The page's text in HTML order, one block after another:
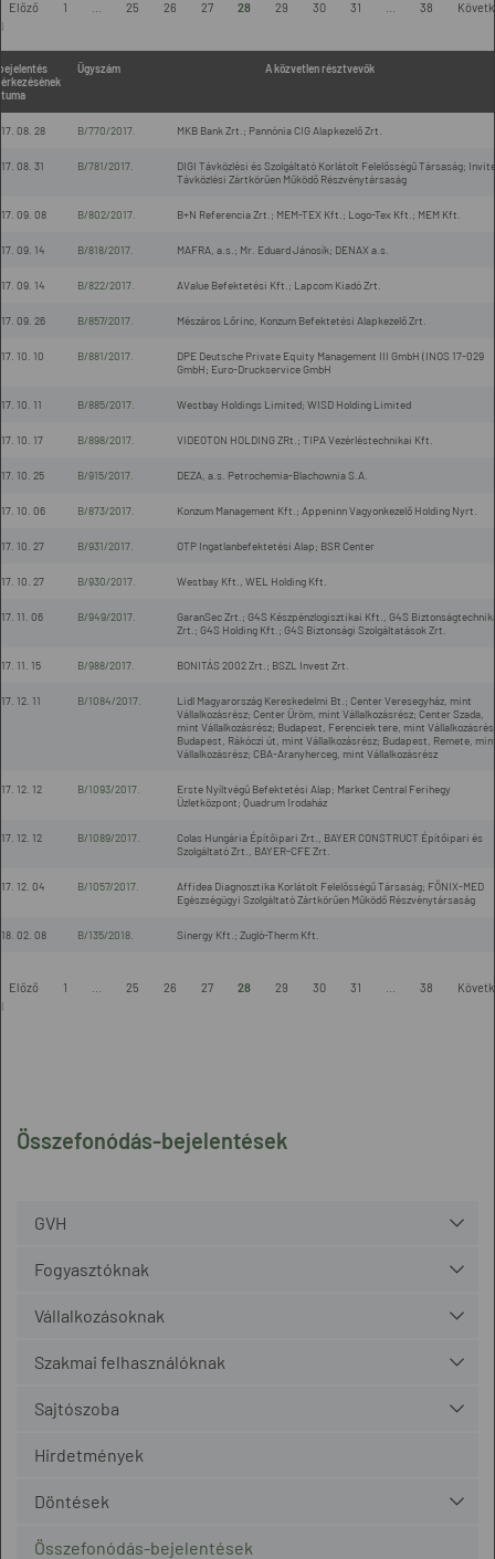
Összefonódás-bejelentések
GVH
Fogyasztóknak
Vállalkozásoknak
Szakmai felhasználóknak
Sajtószoba
Hirdetmények
Döntések
Összefonódás-bejelentések
Előző 1 25 26 27 28 29 30 31 38
Ügyszám A közvetlen résztvevők
08. 28 B/770/2017. MKB Bank Zrt.; Pannónia CIG Alapkezelő Zrt.
08. 31 B/781/2017.
DIGI Távközlési és Szolgáltató Korlátolt Felelősségű Társaság;
Távközlési Zártkörűen Működő Részvénytársaság
09. 08 B/802/2017. B+N Referencia Zrt.; MEM-TEX Kft.; Logo-Tex Kft.; MEM Kft.
09. 14 B/818/2017. MAFRA, a.s.; Mr. Eduard Jánosík; DENAX a.s.
09. 14 B/822/2017. AValue Befektetési Kft.; Lapcom Kiadó Zrt.
09. 26 B/857/2017. Mészáros Lőrinc, Konzum Befektetési Alapkezelő Zrt.
10. 10 B/881/2017.
DPE Deutsche Private Equity Management III GmbH (INOS 17-029
GmbH; Euro-Druckservice GmbH
10. 11 B/885/2017. Westbay Holdings Limited; WISD Holding Limited
10. 17 B/898/2017. VIDEOTON HOLDING ZRt.; TIPA Vezérléstechnikai Kft.
10. 25 B/915/2017. DEZA, a.s. Petrochemia-Blachownia S.A.
10. 06 B/873/2017. Konzum Management Kft.; Appeninn Vagyonkezelő Holding Nyrt.
10. 27 B/931/2017. OTP Ingatlanbefektetési Alap; BSR Center
10. 27 B/930/2017. Westbay Kft., WEL Holding Kft.
11. 06 B/949/2017.
GaranSec Zrt.; G4S Készpénzlogisztikai Kft., G4S
Zrt.; G4S Holding Kft.; G4S Biztonsági Szolgáltatások Zrt.
11. 15 B/988/2017. BONITÁS 2002 Zrt.; BSZL Invest Zrt.
12. 11 B/1084/2017.
Lidl Magyarország Kereskedelmi Bt.; Center Veresegyház, mint
Vállalkozásrész; Center Üröm, mint Vállalkozásrész; Center Szada,
mint Vállalkozásrész; Budapest, Ferenciek tere, mint
Budapest, Rákóczi út, mint Vállalkozásrész; Budapest, Remete,
Vállalkozásrész; CBA-Aranyherceg, mint Vállalkozásrész
12. 12 B/1093/2017.
Erste Nyíltvégű Befektetési Alap; Market Central Ferihegy
Üzletközpont; Quadrum Irodaház
12. 12 B/1089/2017.
Colas Hungária Építőipari Zrt., BAYER CONSTRUCT Építőipari és
Szolgáltató Zrt., BAYER-CFE Zrt.
12. 04 B/1057/2017.
Affidea Diagnosztika Korlátolt Felelősségű Társaság; FŐNIX-MED
Egészségügyi Szolgáltató Zártkörűen Működő Részvénytársaság
02. 08 B/135/2018. Sinergy Kft.; Zugló-Therm Kft.
Előző 1 25 26 27 28 29 30 31 38